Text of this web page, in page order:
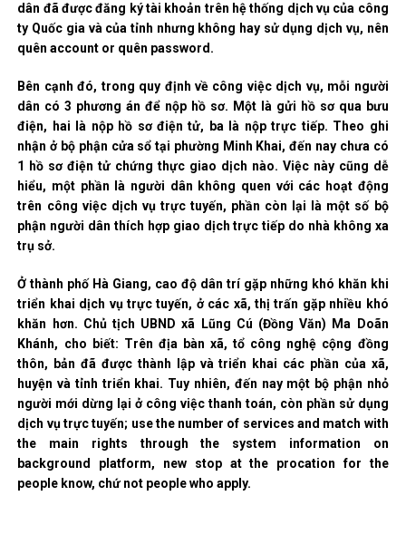
dân đã được đăng ký tài khoản trên hệ thống dịch vụ của công
ty Quốc gia và của tỉnh nhưng không hay sử dụng dịch vụ, nên
quên account or quên password.
Bên cạnh đó, trong quy định về công việc dịch vụ, mỗi người
dân có 3 phương án để nộp hồ sơ. Một là gửi hồ sơ qua bưu
điện, hai là nộp hồ sơ điện tử, ba là nộp trực tiếp. Theo ghi
nhận ở bộ phận cửa sổ tại phường Minh Khai, đến nay chưa có
1 hồ sơ điện tử chứng thực giao dịch nào. Việc này cũng dễ
hiểu, một phần là người dân không quen với các hoạt động
trên công việc dịch vụ trực tuyến, phần còn lại là một số bộ
phận người dân thích hợp giao dịch trực tiếp do nhà không xa
trụ sở.
Ở thành phố Hà Giang, cao độ dân trí gặp những khó khăn khi
triển khai dịch vụ trực tuyến, ở các xã, thị trấn gặp nhiều khó
khăn hơn. Chủ tịch UBND xã Lũng Cú (Đồng Văn) Ma Doãn
Khánh, cho biết: Trên địa bàn xã, tổ công nghệ cộng đồng
thôn, bản đã được thành lập và triển khai các phần của xã,
huyện và tỉnh triển khai. Tuy nhiên, đến nay một bộ phận nhỏ
người mới dừng lại ở công việc thanh toán, còn phần sử dụng
dịch vụ trực tuyến; use the number of services and match with
the main rights through the system information on
background platform, new stop at the procation for the
people know, chứ not people who apply.